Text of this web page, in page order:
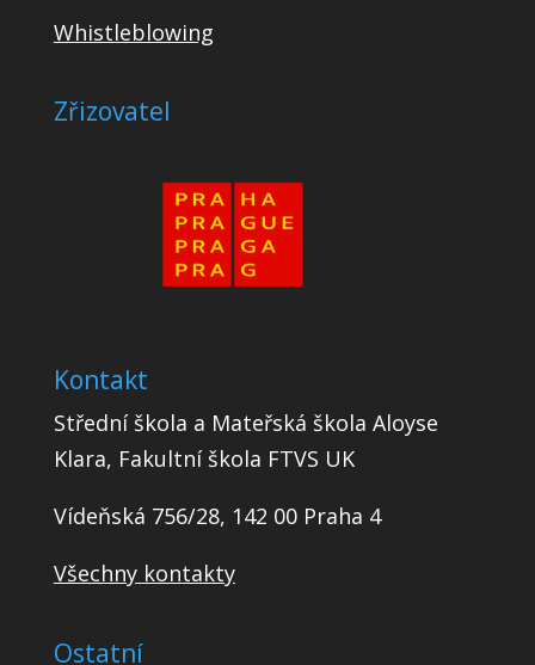
Whistleblowing
Zřizovatel
Kontakt
Střední škola a Mateřská škola Aloyse
Klara, Fakultní škola FTVS UK
Vídeňská 756/28, 142 00 Praha 4
Všechny kontakty
Ostatní